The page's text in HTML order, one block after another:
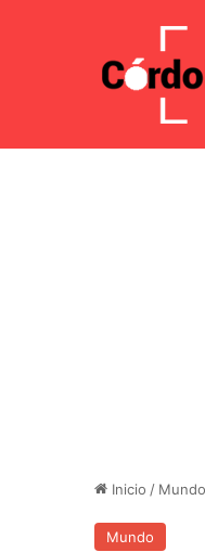
7 agosto 2026,
Inicio / Mundo
Mundo